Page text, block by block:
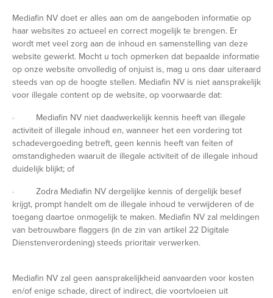
Mediafin NV doet er alles aan om de aangeboden informatie op
haar websites zo actueel en correct mogelijk te brengen. Er
wordt met veel zorg aan de inhoud en samenstelling van deze
website gewerkt. Mocht u toch opmerken dat bepaalde informatie
op onze website onvolledig of onjuist is, mag u ons daar uiteraard
steeds van op de hoogte stellen. Mediafin NV is niet aansprakelijk
voor illegale content op de website, op voorwaarde dat:
· Mediafin NV niet daadwerkelijk kennis heeft van illegale
activiteit of illegale inhoud en, wanneer het een vordering tot
schadevergoeding betreft, geen kennis heeft van feiten of
omstandigheden waaruit de illegale activiteit of de illegale inhoud
duidelijk blijkt; of
· Zodra Mediafin NV dergelijke kennis of dergelijk besef
krijgt, prompt handelt om de illegale inhoud te verwijderen of de
toegang daartoe onmogelijk te maken. Mediafin NV zal meldingen
van betrouwbare flaggers (in de zin van artikel 22 Digitale
Dienstenverordening) steeds prioritair verwerken.
Mediafin NV zal geen aansprakelijkheid aanvaarden voor kosten
en/of enige schade, direct of indirect, die voortvloeien uit